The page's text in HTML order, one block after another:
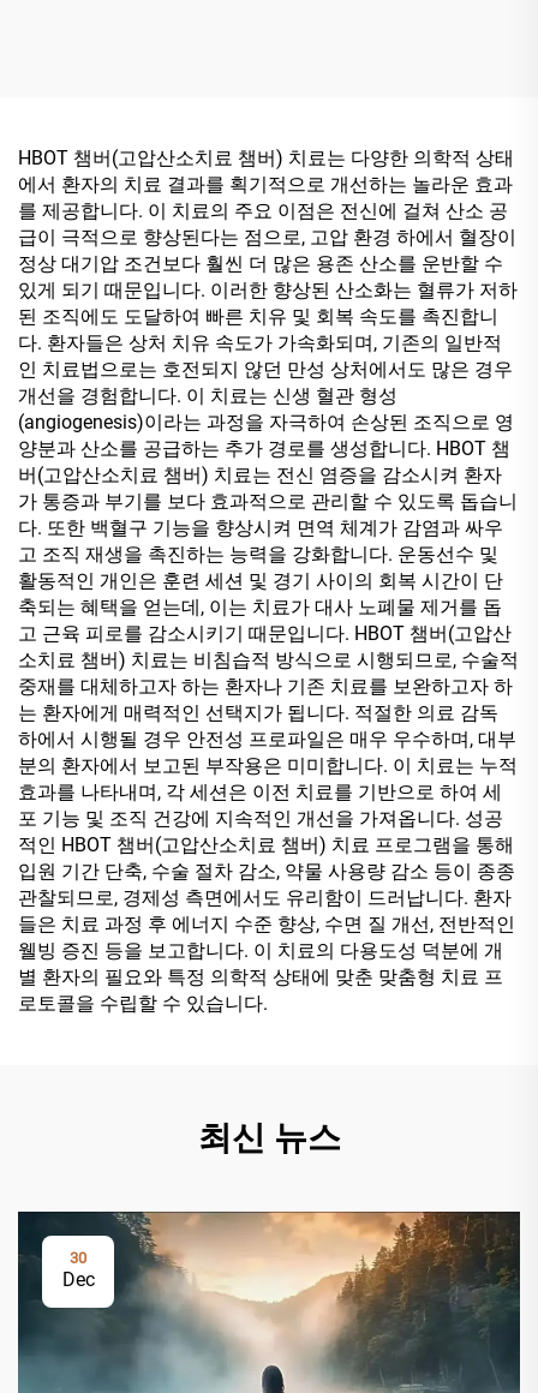
HBOT 챔버(고압산소치료 챔버) 치료는 다양한 의학적 상태
에서 환자의 치료 결과를 획기적으로 개선하는 놀라운 효과
를 제공합니다. 이 치료의 주요 이점은 전신에 걸쳐 산소 공
급이 극적으로 향상된다는 점으로, 고압 환경 하에서 혈장이
정상 대기압 조건보다 훨씬 더 많은 용존 산소를 운반할 수
있게 되기 때문입니다. 이러한 향상된 산소화는 혈류가 저하
된 조직에도 도달하여 빠른 치유 및 회복 속도를 촉진합니
다. 환자들은 상처 치유 속도가 가속화되며, 기존의 일반적
인 치료법으로는 호전되지 않던 만성 상처에서도 많은 경우
개선을 경험합니다. 이 치료는 신생 혈관 형성
(angiogenesis)이라는 과정을 자극하여 손상된 조직으로 영
양분과 산소를 공급하는 추가 경로를 생성합니다. HBOT 챔
버(고압산소치료 챔버) 치료는 전신 염증을 감소시켜 환자
가 통증과 부기를 보다 효과적으로 관리할 수 있도록 돕습니
다. 또한 백혈구 기능을 향상시켜 면역 체계가 감염과 싸우
고 조직 재생을 촉진하는 능력을 강화합니다. 운동선수 및
활동적인 개인은 훈련 세션 및 경기 사이의 회복 시간이 단
축되는 혜택을 얻는데, 이는 치료가 대사 노폐물 제거를 돕
고 근육 피로를 감소시키기 때문입니다. HBOT 챔버(고압산
소치료 챔버) 치료는 비침습적 방식으로 시행되므로, 수술적
중재를 대체하고자 하는 환자나 기존 치료를 보완하고자 하
는 환자에게 매력적인 선택지가 됩니다. 적절한 의료 감독
하에서 시행될 경우 안전성 프로파일은 매우 우수하며, 대부
분의 환자에서 보고된 부작용은 미미합니다. 이 치료는 누적
효과를 나타내며, 각 세션은 이전 치료를 기반으로 하여 세
포 기능 및 조직 건강에 지속적인 개선을 가져옵니다. 성공
적인 HBOT 챔버(고압산소치료 챔버) 치료 프로그램을 통해
입원 기간 단축, 수술 절차 감소, 약물 사용량 감소 등이 종종
관찰되므로, 경제성 측면에서도 유리함이 드러납니다. 환자
들은 치료 과정 후 에너지 수준 향상, 수면 질 개선, 전반적인
웰빙 증진 등을 보고합니다. 이 치료의 다용도성 덕분에 개
별 환자의 필요와 특정 의학적 상태에 맞춘 맞춤형 치료 프
로토콜을 수립할 수 있습니다.
최신 뉴스
30
Dec